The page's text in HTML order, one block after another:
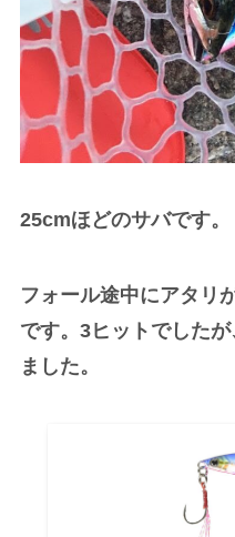
25cmほどのサバです。
フォール途中にアタリ
です。3ヒットでした
ました。